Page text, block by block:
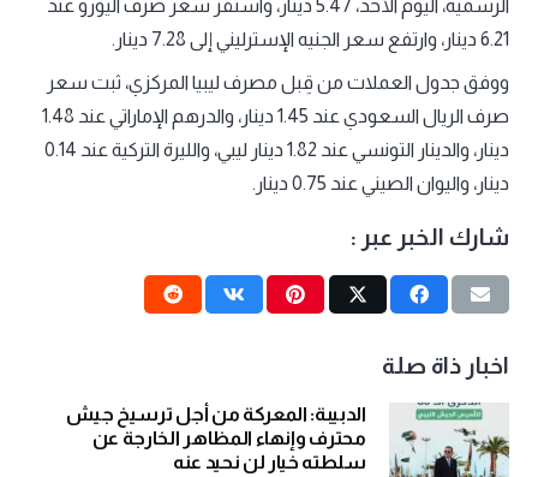
الرسمية، اليوم الأحد، 5.47 دينار، واستقر سعر صرف اليورو عند
6.21 دينار، وارتفع سعر الجنيه الإسترليني إلى 7.28 دينار.
ووفق جدول العملات من قِبل مصرف ليبيا المركزي، ثبت سعر
صرف الريال السعودي عند 1.45 دينار، والدرهم الإماراتي عند 1.48
دينار، والدينار التونسي عند 1.82 دينار ليبي، والليرة التركية عند 0.14
دينار، واليوان الصيني عند 0.75 دينار.
شارك الخبر عبر :
اخبار ذاة صلة
الدبيبة: المعركة من أجل ترسيخ جيش
محترف وإنهاء المظاهر الخارجة عن
سلطته خيار لن نحيد عنه